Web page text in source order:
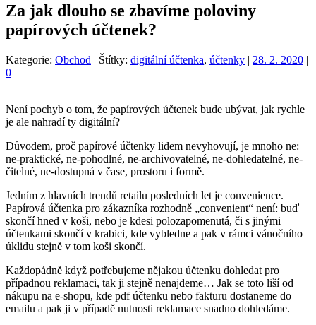
Za jak dlouho se zbavíme poloviny
papírových účtenek?
Kategorie: Obchod | Štítky: digitální účtenka, účtenky | 28. 2. 2020 |
0
Není pochyb o tom, že papírových účtenek bude ubývat, jak rychle
je ale nahradí ty digitální?
Důvodem, proč papírové účtenky lidem nevyhovují, je mnoho ne:
ne-praktické, ne-pohodlné, ne-archivovatelné, ne-dohledatelné, ne-
čitelné, ne-dostupná v čase, prostoru i formě.
Jedním z hlavních trendů retailu posledních let je convenience.
Papírová účtenka pro zákazníka rozhodně „convenient“ není: buď
skončí hned v koši, nebo je kdesi polozapomenutá, či s jinými
účtenkami skončí v krabici, kde vybledne a pak v rámci vánočního
úklidu stejně v tom koši skončí.
Každopádně když potřebujeme nějakou účtenku dohledat pro
případnou reklamaci, tak ji stejně nenajdeme… Jak se toto liší od
nákupu na e-shopu, kde pdf účtenku nebo fakturu dostaneme do
emailu a pak ji v případě nutnosti reklamace snadno dohledáme.